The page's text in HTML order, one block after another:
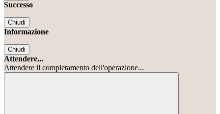
Successo
Chiudi
Informazione
Chiudi
Attendere...
Attendere il completamento dell'operazione...